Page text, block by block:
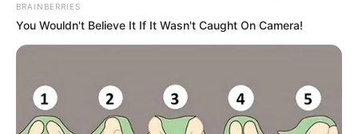
BRAINBERRIES
You Wouldn't Believe It If It Wasn't Caught On Camera!